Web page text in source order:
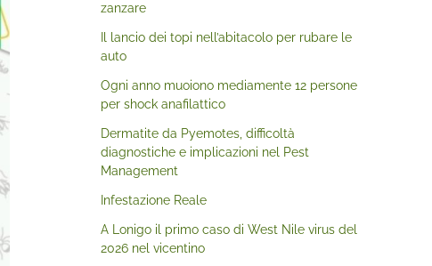
zanzare
Il lancio dei topi nell’abitacolo per rubare le
auto
Ogni anno muoiono mediamente 12 persone
per shock anafilattico
Dermatite da Pyemotes, difficoltà
diagnostiche e implicazioni nel Pest
Management
Infestazione Reale
A Lonigo il primo caso di West Nile virus del
2026 nel vicentino